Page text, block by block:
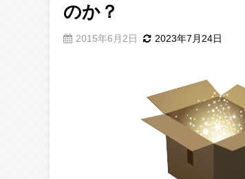
のか？
2015年6月2日 2023年7月24日